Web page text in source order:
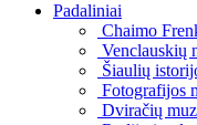
Padaliniai
Chaimo
Venclauskių
Šiaulių
Fotografijos
Dviračių